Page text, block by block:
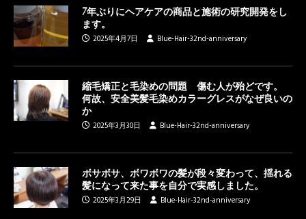
7年ぶりにヘアケアの商品と施術の研究開発をし
ます。
2025年4月7日
Blue-Hair-32nd-anniversary
縮毛矯正と毛染めの問題 傷む人が殆どです。
何故、安全美髪毛染めカラーグレスがなぜ良いの
か
2025年3月30日
Blue-Hair-32nd-anniversary
ボサボサ、ボワボワの髪が段々変わって、揺れる
髪になって来た事を自分で実感しました。
2025年3月29日
Blue-Hair-32nd-anniversary